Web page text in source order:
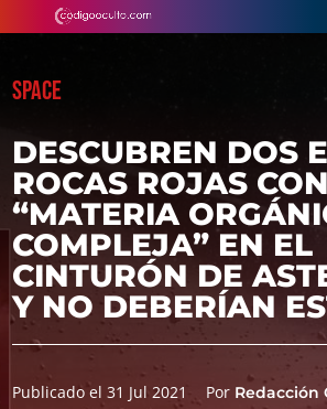
SPACE
DESCUBREN DOS
ROCAS ROJAS CON
“MATERIA
COMPLEJA” EN EL
CINTURÓN DE
Y NO DEBERÍAN
Publicado el 31 Jul 2021 Por Redacción